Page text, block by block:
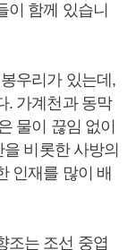
이 함께 있습니
우리가 있는데,
. 가계천과 동막
물이 끊임 없이
비롯한 사방의
인재를 많이 배
조는 조선 중엽